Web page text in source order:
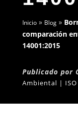
Inicio» Blog»
comparación
14001:2015
Publicado por
Ambiental |